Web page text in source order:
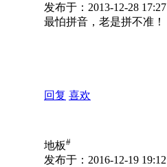
发布于：2013-12-28 17:27
最怕拼音，老是拼不准！
回复 喜欢
地板#
发布于：2016-12-19 19:12